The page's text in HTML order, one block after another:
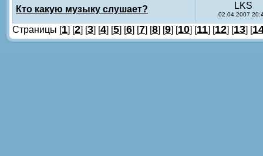
Кто какую музыку слушает? LKS
02.04.2007
Страницы [1] [2] [3] [4] [5] [6] [7] [8] [9] [10] [11] [12] [13] [